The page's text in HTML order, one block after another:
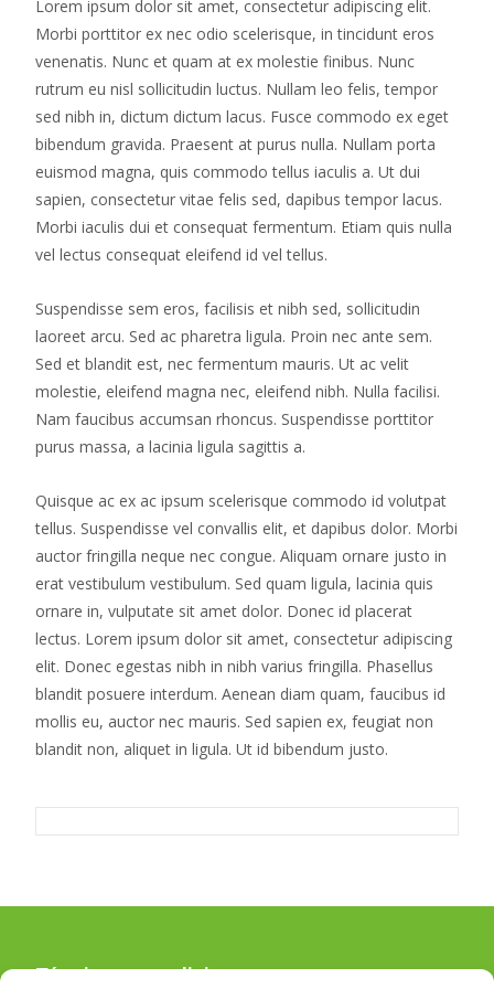
Lorem ipsum dolor sit amet, consectetur adipiscing elit.
Morbi porttitor ex nec odio scelerisque, in tincidunt eros
venenatis. Nunc et quam at ex molestie finibus. Nunc
rutrum eu nisl sollicitudin luctus. Nullam leo felis, tempor
sed nibh in, dictum dictum lacus. Fusce commodo ex eget
bibendum gravida. Praesent at purus nulla. Nullam porta
euismod magna, quis commodo tellus iaculis a. Ut dui
sapien, consectetur vitae felis sed, dapibus tempor lacus.
Morbi iaculis dui et consequat fermentum. Etiam quis nulla
vel lectus consequat eleifend id vel tellus.
Suspendisse sem eros, facilisis et nibh sed, sollicitudin
laoreet arcu. Sed ac pharetra ligula. Proin nec ante sem.
Sed et blandit est, nec fermentum mauris. Ut ac velit
molestie, eleifend magna nec, eleifend nibh. Nulla facilisi.
Nam faucibus accumsan rhoncus. Suspendisse porttitor
purus massa, a lacinia ligula sagittis a.
Quisque ac ex ac ipsum scelerisque commodo id volutpat
tellus. Suspendisse vel convallis elit, et dapibus dolor. Morbi
auctor fringilla neque nec congue. Aliquam ornare justo in
erat vestibulum vestibulum. Sed quam ligula, lacinia quis
ornare in, vulputate sit amet dolor. Donec id placerat
lectus. Lorem ipsum dolor sit amet, consectetur adipiscing
elit. Donec egestas nibh in nibh varius fringilla. Phasellus
blandit posuere interdum. Aenean diam quam, faucibus id
mollis eu, auctor nec mauris. Sed sapien ex, feugiat non
blandit non, aliquet in ligula. Ut id bibendum justo.
Términos y condiciones